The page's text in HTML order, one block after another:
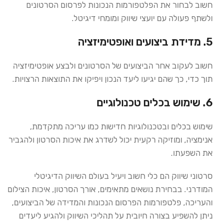
חשוב לבחור את הפלטפורמות הנכונות לפרסום הסרטונים
ולשתף פעולה עם יועצי שיווק ומומחי דיגיטל.
5. מדידת ביצועים ואופטימיזציה
חשוב לעקוב אחר הביצועים של הסרטונים ולבצע אופטימיזציה
תוך כדי, כך שהם יגיעו ליעד הנכון ויפיקו את התוצאות הרצויות.
6. שימוש בכלים טכנולוגיים
שימוש בכלים ובטכנולוגיות חדישות כמו עריכה מתקדמת,
אנימציה, ומוזיקה רקעית יכול לשדרג את איכות הסרטון ולהגביר
את השפעתו.
סרטוני שיווק הם כלי חשוב ויעיל בעולם השיווק הדיגיטלי
המודרני. בבחירת נושאים מתאימים, אורך הסרטון, איכות הצילום
והעריכה, פלטפורמות הפרסום הנכונות והמדידה של הביצועים,
ניתן להשפיע בצורה חיובית על תהליכי השיווק ולהגיע ליעדים